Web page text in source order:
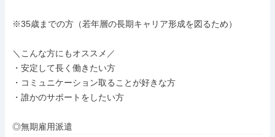
※35歳までの方（若年層の長期キャリア形成を図るため）
＼こんな方にもオススメ／
・安定して長く働きたい方
・コミュニケーション取ることが好きな方
・誰かのサポートをしたい方
◎無期雇用派遣